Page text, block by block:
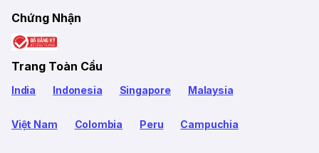
Chứng Nhận
Trang Toàn Cầu
India Indonesia Singapore Malaysia
Việt Nam Colombia Peru Campuchia